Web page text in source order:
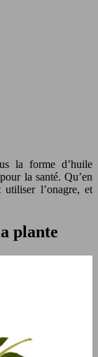
la forme d’huile
la santé. Qu’en
utiliser l’onagre, et
plante